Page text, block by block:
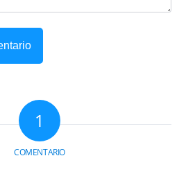
1
COMENTARIO